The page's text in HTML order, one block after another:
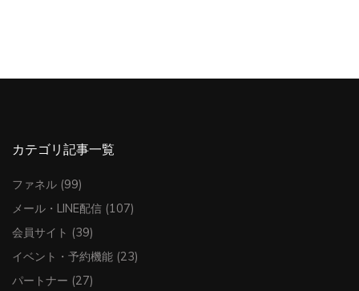
カテゴリ記事一覧
ファネル (99)
メール・LINE配信 (107)
会員サイト (39)
イベント・予約機能 (23)
パートナー (27)